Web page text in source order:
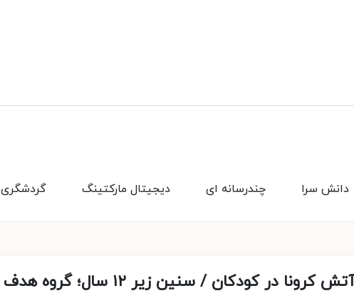
گردشگری دیجیتال مارکتینگ چندرسانه ای دانش سرا
در کودکان / سنین زیر ۱۲ سال؛ گروه هدف اُمیکرون